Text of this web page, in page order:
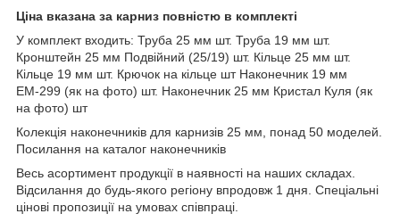
Ціна вказана за карниз повністю в комплекті
У комплект входить: Труба 25 мм шт. Труба 19 мм шт.
Кронштейн 25 мм Подвійний (25/19) шт. Кільце 25 мм шт.
Кільце 19 мм шт. Крючок на кільце шт Наконечник 19 мм
ЕМ-299 (як на фото) шт. Наконечник 25 мм Кристал Куля (як
на фото) шт
Колекція наконечників для карнизів 25 мм, понад 50 моделей.
Посилання на каталог наконечників
Весь асортимент продукції в наявності на наших складах.
Відсилання до будь-якого регіону впродовж 1 дня. Спеціальні
цінові пропозиції на умовах співпраці.